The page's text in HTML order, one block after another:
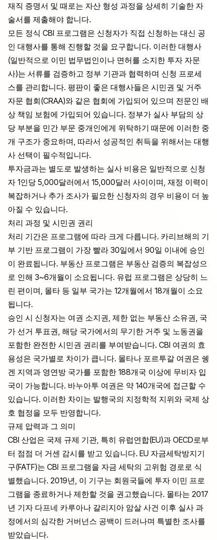
재직 증명서 및 때로는 자산 형성 과정을 상세히 기술한 자
술서를 제출해야 합니다.
모든 정식 CBI 프로그램은 신청자가 직접 신청하는 대신 공
인 대행사를 통해 진행할 것을 요구합니다. 이러한 대행사
(일반적으로 이민 법무법인이나 면허를 소지한 투자 자문
사)는 서류를 검증하고 정부 기관과 협력하며 신청 프로세
스를 관리합니다. 평판이 좋은 대행사들은 시민권 및 거주
자문 협회(CRAA)와 같은 협회에 가입되어 있으며 전문인 배
상 책임 보험에 가입되어 있습니다. 정부가 실사 부담의 상
당 부분을 민간 부문 중개인에게 위탁하기 때문에 이러한 중
개 구조가 중요하며, 따라서 성공적인 취득을 위해서는 대행
사 선택이 필수적입니다.
투자금과는 별도로 발생하는 실사 비용은 일반적으로 신청
자 1인당 5,000달러에서 15,000달러 사이이며, 재정 이력이
복잡하거나 추가 조사가 필요한 신청자의 경우 비용이 더 높
아질 수 있습니다.
처리 과정 및 시민권 권리
처리 기간은 프로그램에 따라 크게 다릅니다. 카리브해의 기
부 기반 프로그램이 가장 빨라 30일에서 90일 이내에 승인
이 완료됩니다. 부동산 프로그램은 부동산 검증의 복잡성으
로 인해 3~6개월이 소요됩니다. 유럽 프로그램은 상당히 느
린 편이며, 몰타 등 일부 국가는 12개월에서 18개월이 소요
됩니다.
승인 시 신청자는 여권 소지권, 제한 없는 부동산 소유권, 국
가 선거 투표권, 해당 국가에서의 무기한 거주 및 노동권을
포함한 완전한 시민권 권리를 부여받습니다. CBI 여권의 효
용성은 국가별로 차이가 큽니다. 몰타나 포르투갈 여권은 쉥
겐 지역과 영연방 국가를 포함한 188개국 이상에 무비자 입
국이 가능합니다. 바누아투 여권은 약 140개국에 접근할 수
있습니다. 이러한 차이는 발행국의 지정학적 지위와 국제 상
호 협정을 모두 반영합니다.
규제 압력과 그 의미
CBI 산업은 국제 규제 기관, 특히 유럽연합(EU)과 OECD로부
터 점점 더 거센 감시를 받고 있습니다. EU 자금세탁방지기
구(FATF)는 CBI 프로그램을 자금 세탁의 고위험 경로로 식
별했습니다. 2019년, 이 기구는 회원국들에 투자 이민 프로
그램을 종료하거나 제한할 것을 권고했습니다. 몰타는 2017
년 기자 다프네 카루아나 갈리지아 암살 사건 이후 실사 과
정에서의 심각한 거버넌스 공백이 드러나며 특별한 조사를
받았습니다.